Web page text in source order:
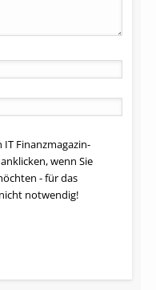
Finanzmagazin-
wenn Sie
- für das
notwendig!